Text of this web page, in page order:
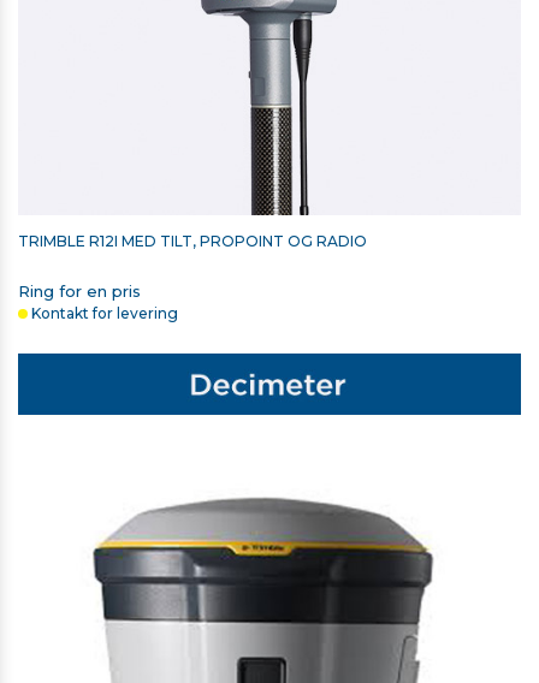
TRIMBLE SKULDERREM TIL T7/TSC7/TSC510/TSC710
338,00 kr. ekskl. moms
På lager
TRIMBLE R12I MED TILT, PROPOINT OG RADIO
Ring for en pris
Kontakt for levering